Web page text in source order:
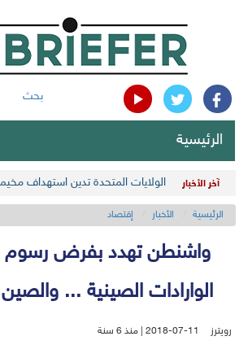
بحث
الرئيسية
آخر الأخبار الولايات المتحدة تدين استهداف
الرئيسية الأخبار إقتصاد
واشنطن تهدد بفرض رسوم
الوارادات الصينية ... والصين
رويترز 2018-07-11 | منذ 6 سنة